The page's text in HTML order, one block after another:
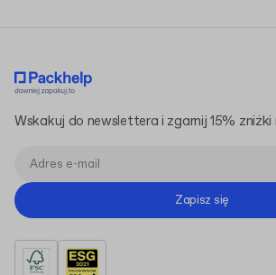
Wskakuj do newslettera i zgarnij 15%
Zapisz się